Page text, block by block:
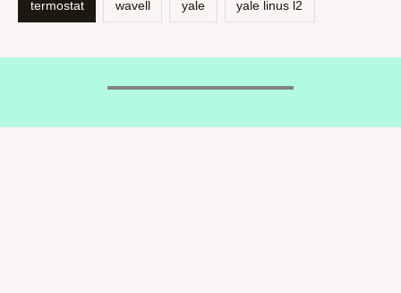
termostat wavell yale yale linus l2